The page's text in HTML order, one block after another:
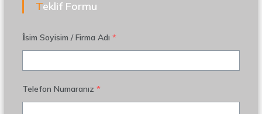
Teklif Formu
İsim Soyisim / Firma Adı *
Telefon Numaranız *